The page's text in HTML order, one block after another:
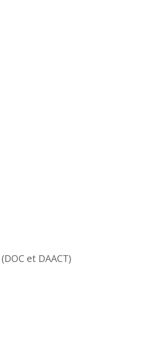
et DAACT)